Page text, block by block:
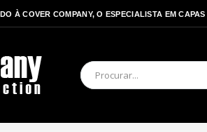
À COVER COMPANY, O ESPECIALISTA EM